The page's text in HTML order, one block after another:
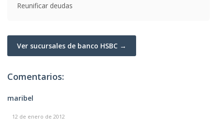
Reunificar deudas
Ver sucursales de banco HSBC →
Comentarios:
maribel
12 de enero de 2012